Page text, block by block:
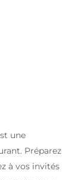
une
Préparez
à vos invités